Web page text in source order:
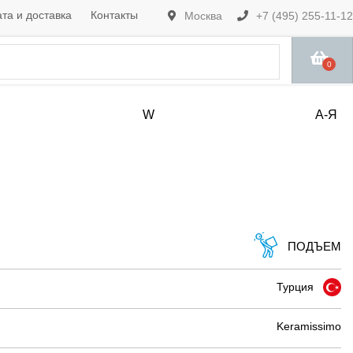
Москва +7 (495) 255-11-12
и доставка Контакты
0
W А-Я
ПОДЪЕМ
Турция
Keramissimo